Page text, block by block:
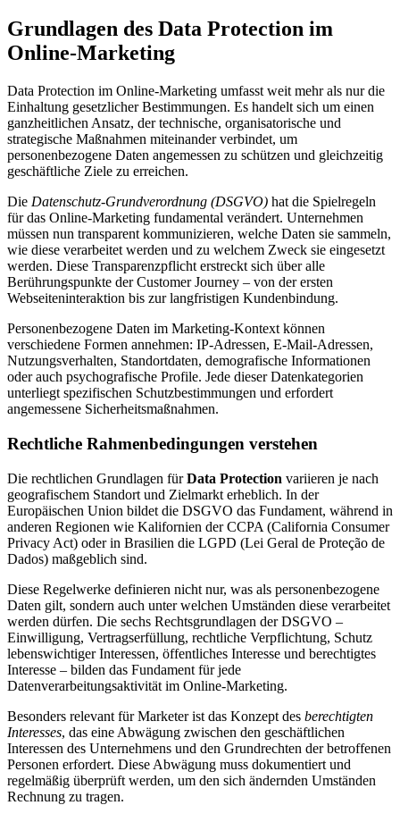
Grundlagen des Data Protection im
Online-Marketing
Data Protection im Online-Marketing umfasst weit mehr als nur die
Einhaltung gesetzlicher Bestimmungen. Es handelt sich um einen
ganzheitlichen Ansatz, der technische, organisatorische und
strategische Maßnahmen miteinander verbindet, um
personenbezogene Daten angemessen zu schützen und gleichzeitig
geschäftliche Ziele zu erreichen.
Die Datenschutz-Grundverordnung (DSGVO) hat die Spielregeln
für das Online-Marketing fundamental verändert. Unternehmen
müssen nun transparent kommunizieren, welche Daten sie sammeln,
wie diese verarbeitet werden und zu welchem Zweck sie eingesetzt
werden. Diese Transparenzpflicht erstreckt sich über alle
Berührungspunkte der Customer Journey – von der ersten
Webseiteninteraktion bis zur langfristigen Kundenbindung.
Personenbezogene Daten im Marketing-Kontext können
verschiedene Formen annehmen: IP-Adressen, E-Mail-Adressen,
Nutzungsverhalten, Standortdaten, demografische Informationen
oder auch psychografische Profile. Jede dieser Datenkategorien
unterliegt spezifischen Schutzbestimmungen und erfordert
angemessene Sicherheitsmaßnahmen.
Rechtliche Rahmenbedingungen verstehen
Die rechtlichen Grundlagen fürData Protection variieren je nach
geografischem Standort und Zielmarkt erheblich. In der
Europäischen Union bildet die DSGVO das Fundament, während in
anderen Regionen wie Kalifornien der CCPA (California Consumer
Privacy Act) oder in Brasilien die LGPD (Lei Geral de Proteção de
Dados) maßgeblich sind.
Diese Regelwerke definieren nicht nur, was als personenbezogene
Daten gilt, sondern auch unter welchen Umständen diese verarbeitet
werden dürfen. Die sechs Rechtsgrundlagen der DSGVO –
Einwilligung, Vertragserfüllung, rechtliche Verpflichtung, Schutz
lebenswichtiger Interessen, öffentliches Interesse und berechtigtes
Interesse – bilden das Fundament für jede
Datenverarbeitungsaktivität im Online-Marketing.
Besonders relevant für Marketer ist das Konzept des berechtigten
Interesses, das eine Abwägung zwischen den geschäftlichen
Interessen des Unternehmens und den Grundrechten der betroffenen
Personen erfordert. Diese Abwägung muss dokumentiert und
regelmäßig überprüft werden, um den sich ändernden Umständen
Rechnung zu tragen.